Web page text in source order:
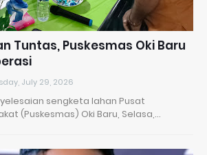
Tuntas, Puskesmas Oki Baru
July 29, 2026
sengketa lahan Pusat
(Puskesmas) Oki Baru, Selasa,…